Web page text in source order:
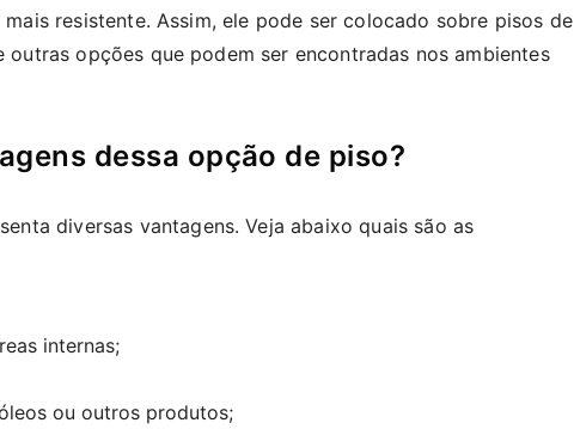
resistente. Assim, ele pode ser colocado sobre pisos de
outras opções que podem ser encontradas nos ambientes
dessa opção de piso?
diversas vantagens. Veja abaixo quais são as
internas;
ou outros produtos;